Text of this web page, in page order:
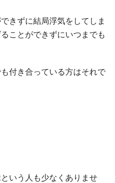
きずに結局浮気をしてしま
ことができずにいつまでも
付き合っている方はそれで
いう人も少なくありませ